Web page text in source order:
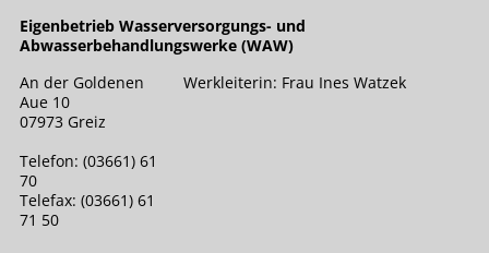
Eigenbetrieb Wasserversorgungs- und
Abwasserbehandlungswerke (WAW)
An der Goldenen
Aue 10
07973 Greiz
Telefon: (03661) 61
70
Telefax: (03661) 61
71 50
Werkleiterin: Frau Ines Watzek